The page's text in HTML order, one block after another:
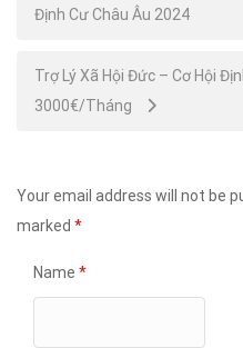
navigation
Định Cư Châu Âu 2024
Trợ Lý Xã Hội Đức – Cơ Hội
3000€/Tháng
Your email address will not be
marked *
Name *